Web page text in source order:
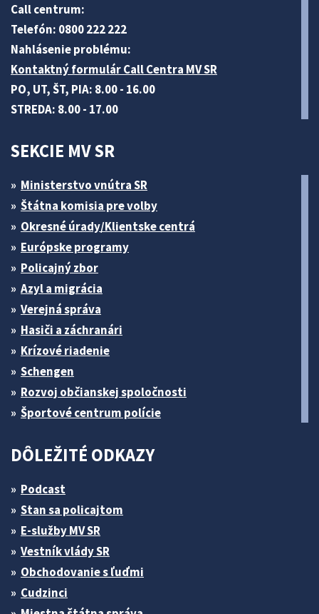
Call centrum:
Telefón: 0800 222 222
Nahlásenie problému:
Kontaktný formulár Call Centra MV SR
PO, UT, ŠT, PIA: 8.00 - 16.00
STREDA: 8.00 - 17.00
SEKCIE MV SR
Ministerstvo vnútra SR
Štátna komisia pre volby
Okresné úrady/Klientske centrá
Európske programy
Policajný zbor
Azyl a migrácia
Verejná správa
Hasiči a záchranári
Krízové riadenie
Schengen
Rozvoj občianskej spoločnosti
Športové centrum polície
DÔLEŽITÉ ODKAZY
Podcast
Stan sa policajtom
E-služby MV SR
Vestník vlády SR
Obchodovanie s ľuďmi
Cudzinci